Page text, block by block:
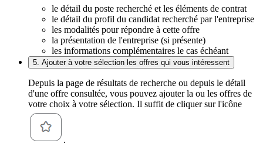
le détail du poste recherché et les éléments de contrat
le détail du profil du candidat recherché par l'entreprise
les modalités pour répondre à cette offre
la présentation de l'entreprise (si présente)
les informations complémentaires le cas échéant
5. Ajouter à votre sélection les offres qui vous intéressent
Depuis la page de résultats de recherche ou depuis le détail
d'une offre consultée, vous pouvez ajouter la ou les offres de
votre choix à votre sélection. Il suffit de cliquer sur l'icône
.